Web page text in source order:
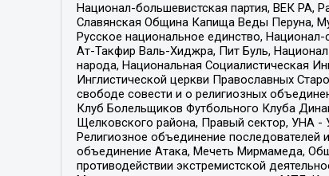
Национал-большевистская партия, ВЕК РА,
Славянская Община Капища Веды Перуна,
Русское национальное единство,
Ат-Такфир Валь-Хиджра, Пит Буль,
народа, Национальная Социалистическая
Инглистической церкви Православных
свободе совести и о религиозных
Клуб Болельщиков Футбольного Клуба
Щелковского района, Правый сектор, УНА -
Религиозное объединение последователей
объединение Атака, Мечеть Мирмамеда,
противодействии экстремистской